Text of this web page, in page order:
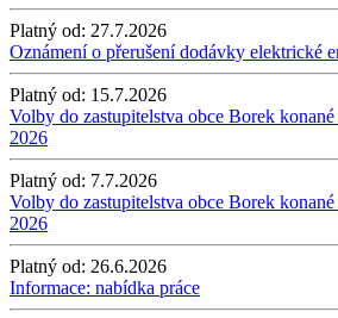
Platný od: 27.7.2026
Oznámení o přerušení dodávky elektrické
Platný od: 15.7.2026
Volby do zastupitelstva obce Borek
2026
Platný od: 7.7.2026
Volby do zastupitelstva obce Borek
2026
Platný od: 26.6.2026
Informace: nabídka práce